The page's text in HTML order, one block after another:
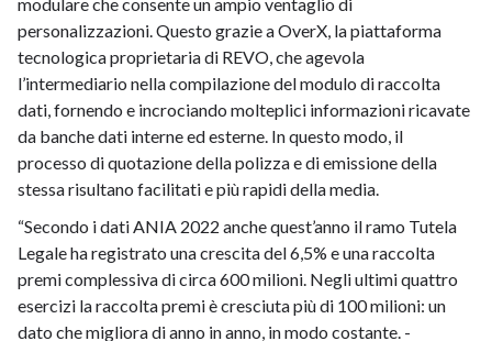
personalizzazioni. Questo grazie a OverX, la piattaforma
tecnologica proprietaria di REVO, che agevola
l’intermediario nella compilazione del modulo di raccolta
dati, fornendo e incrociando molteplici informazioni ricavate
da banche dati interne ed esterne. In questo modo, il
processo di quotazione della polizza e di emissione della
stessa risultano facilitati e più rapidi della media.
“Secondo i dati ANIA 2022 anche quest’anno il ramo Tutela
Legale ha registrato una crescita del 6,5% e una raccolta
premi complessiva di circa 600 milioni. Negli ultimi quattro
esercizi la raccolta premi è cresciuta più di 100 milioni: un
dato che migliora di anno in anno, in modo costante. -